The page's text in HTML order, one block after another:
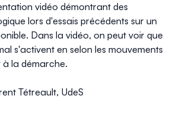
vidéo démontrant des
lors d'essais précédents sur un
Dans la vidéo, on peut voir que
s'activent en selon les mouvements
à la démarche.
Tétreault, UdeS